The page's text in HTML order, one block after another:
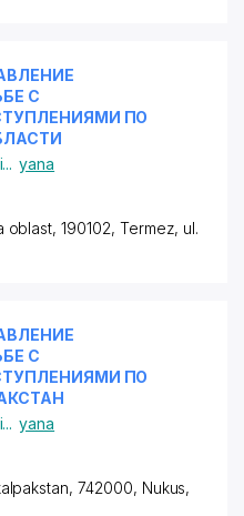
С
ПО
... yana
190102, Termez, ul.
С
ПО
... yana
742000, Nukus,